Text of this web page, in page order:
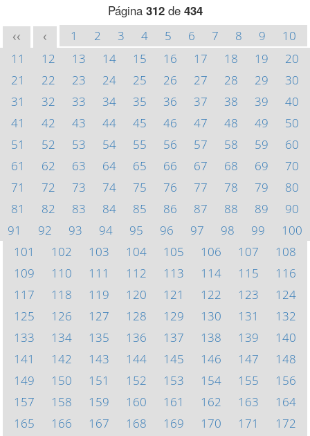
Página 312de 434
<< < 1 2 3 4 5 6 7 8 9
10
11
12 13 14 15 16 17 18 19
20
21
22 23 24 25 26 27 28 29
30
31
32 33 34 35 36 37 38 39
40
41
42 43 44 45 46 47 48 49
50
51
52 53 54 55 56 57 58 59
60
61
62 63 64 65 66 67 68 69
70
71
72 73 74 75 76 77 78 79
80
81
82 83 84 85 86 87 88 89
90
91
92 93 94 95 96 97 98 99
100
101
102 103 104 105 106 107
108
109
110 111 112 113 114 115
116
117
118 119 120 121 122 123
124
125
126 127 128 129 130 131
132
133
134 135 136 137 138 139
140
141
142 143 144 145 146 147
148
149
150 151 152 153 154 155
156
157
158 159 160 161 162 163
164
165
166 167 168 169 170 171
172